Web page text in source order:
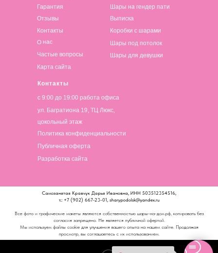
Контакты
Гарантия
Отзывы
Контакты
О нас
Частые вопросы
Карта сайта
Шары на гендер пати
Выписка
Коробки с шарами
Шары под потолок
Шары для девушки
с 9:00 до 19:00 работа офиса
ул. Багратиона 19, ТЦ Люкс,
цокольный этаж
Политика конфиденциальности
Публичная оферта
Разработка сайта
Самозанятая Кравчук Дарья Ивановна, ИНН 503512354516,
т.: +7 (902) 667-23-01, sharypodolsk@yandex.ru
Все фото и графические макеты являются собственностью шары-на-дом.рф, копировать без
согласия запрещено. Не является публичной офертой.
Мы используем файлы cookie для улучшения вашего опыта на нашем сайте. Продолжая
просмотр, вы соглашаетесь с их использованием.